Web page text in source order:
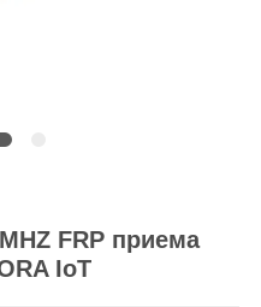
FRP приема
IoT